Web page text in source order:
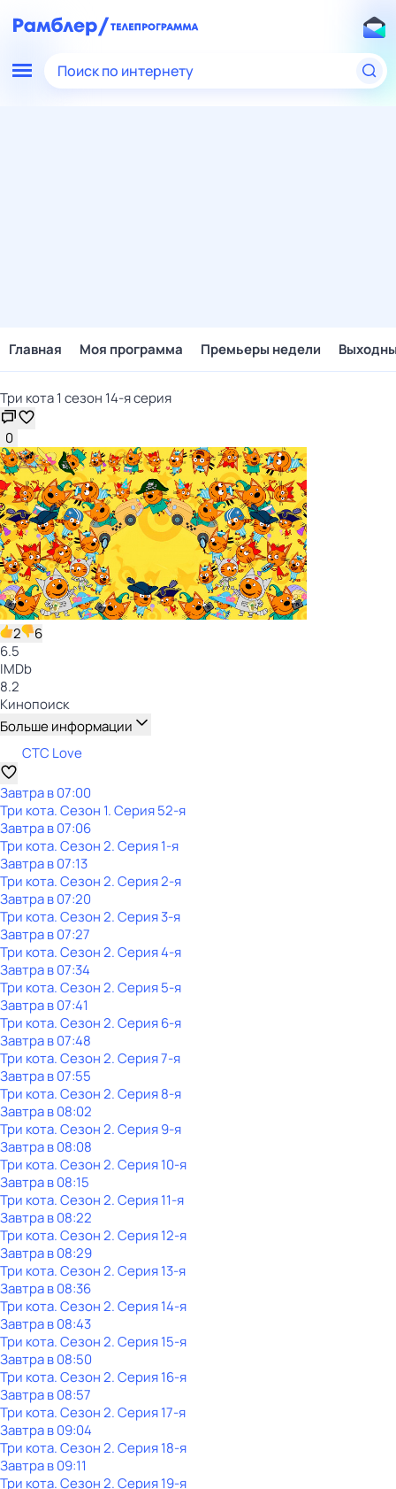
Поиск по интернету
Главная Моя программа Премьеры недели
Три кота 1 сезон 14-я серия
0
2
6
6.5
IMDb
8.2
Кинопоиск
Больше информации
СТС Love
Завтра в 07:00
Три кота. Сезон 1. Серия 52-я
Завтра в 07:06
Три кота. Сезон 2. Серия 1-я
Завтра в 07:13
Три кота. Сезон 2. Серия 2-я
Завтра в 07:20
Три кота. Сезон 2. Серия 3-я
Завтра в 07:27
Три кота. Сезон 2. Серия 4-я
Завтра в 07:34
Три кота. Сезон 2. Серия 5-я
Завтра в 07:41
Три кота. Сезон 2. Серия 6-я
Завтра в 07:48
Три кота. Сезон 2. Серия 7-я
Завтра в 07:55
Три кота. Сезон 2. Серия 8-я
Завтра в 08:02
Три кота. Сезон 2. Серия 9-я
Завтра в 08:08
Три кота. Сезон 2. Серия 10-я
Завтра в 08:15
Три кота. Сезон 2. Серия 11-я
Завтра в 08:22
Три кота. Сезон 2. Серия 12-я
Завтра в 08:29
Три кота. Сезон 2. Серия 13-я
Завтра в 08:36
Три кота. Сезон 2. Серия 14-я
Завтра в 08:43
Три кота. Сезон 2. Серия 15-я
Завтра в 08:50
Три кота. Сезон 2. Серия 16-я
Завтра в 08:57
Три кота. Сезон 2. Серия 17-я
Завтра в 09:04
Три кота. Сезон 2. Серия 18-я
Завтра в 09:11
Три кота. Сезон 2. Серия 19-я